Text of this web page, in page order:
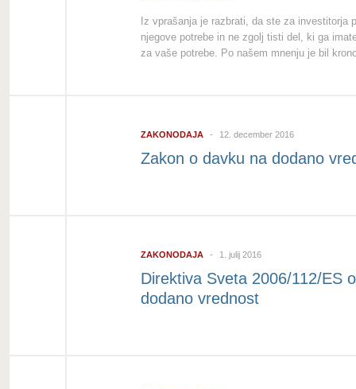
Iz vprašanja je razbrati, da ste za investitorja
njegove potrebe in ne zgolj tisti del, ki ga
za vaše potrebe. Po našem mnenju je bil
ZAKONODAJA 12. december 2016
Zakon o davku na dodano
ZAKONODAJA 1. julij 2016
Direktiva Sveta 2006/112/ES
dodano vrednost